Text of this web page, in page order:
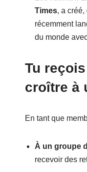
Times, a
récemment
du monde
Tu
croître à
En tant que
À un groupe
recevoir des